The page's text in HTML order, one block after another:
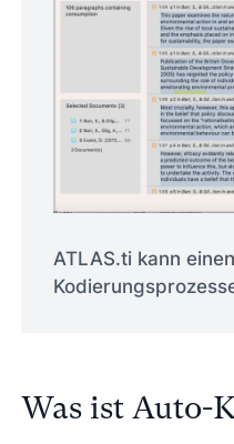
ATLAS.ti kann
Was ist Auto-